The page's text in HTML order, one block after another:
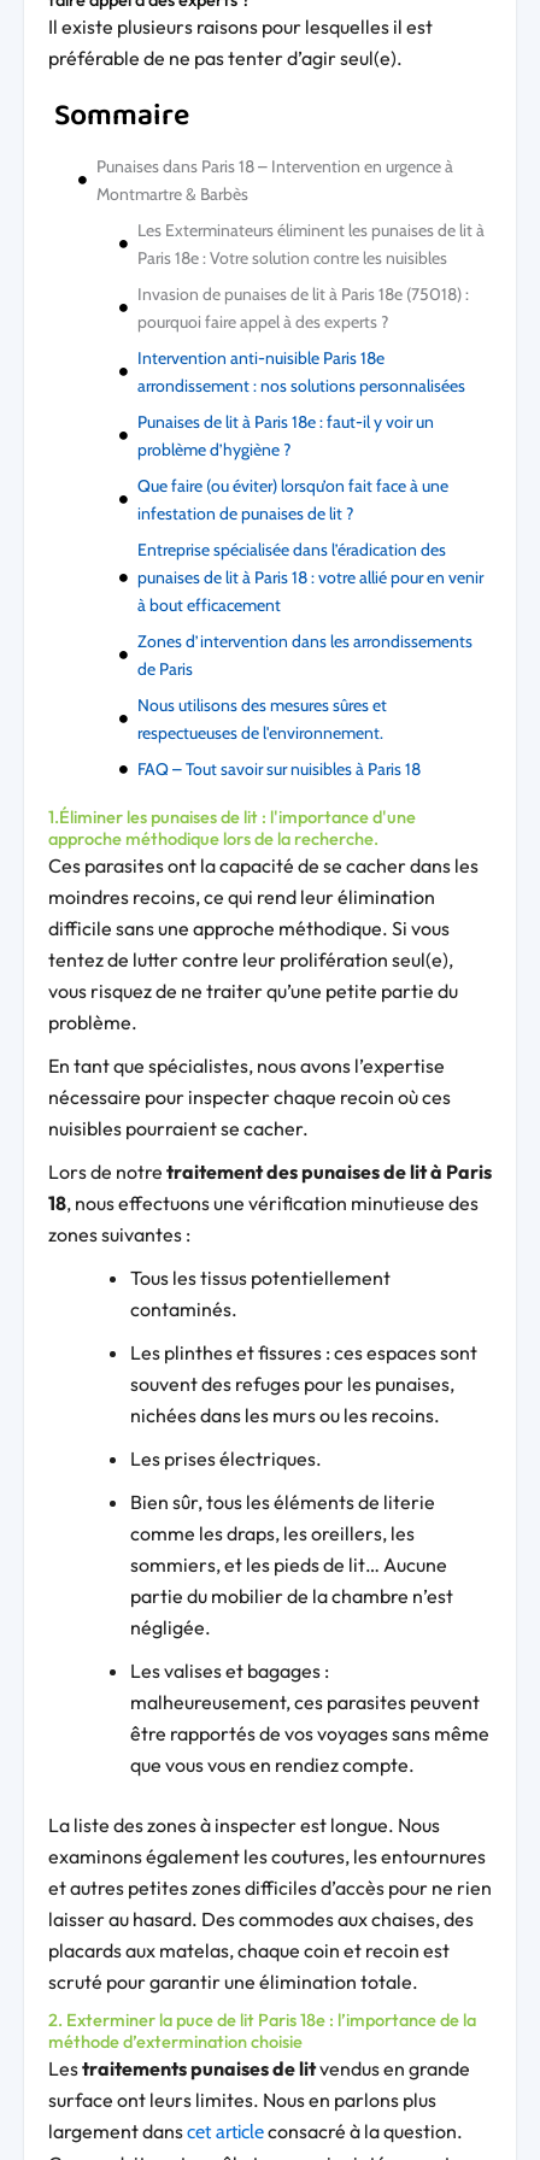
Il existe plusieurs raisons pour lesquelles il est
préférable de ne pas tenter d’agir seul(e).
Sommaire
Punaises dans Paris 18 – Intervention en urgence à
Montmartre & Barbès
Les Exterminateurs éliminent les punaises de lit à
Paris 18e : Votre solution contre les nuisibles
Invasion de punaises de lit à Paris 18e (75018) :
pourquoi faire appel à des experts ?
Intervention anti-nuisible Paris 18e
arrondissement : nos solutions personnalisées
Punaises de lit à Paris 18e : faut-il y voir un
problème d’hygiène ?
Que faire (ou éviter) lorsqu’on fait face à une
infestation de punaises de lit ?
Entreprise spécialisée dans l’éradication des
punaises de lit à Paris 18 : votre allié pour en venir
à bout efficacement
Zones d’intervention dans les arrondissements
de Paris
Nous utilisons des mesures sûres et
respectueuses de l'environnement.
FAQ – Tout savoir sur nuisibles à Paris 18
1.Éliminer les punaises de lit : l'importance d'une
approche méthodique lors de la recherche.
Ces parasites ont la capacité de se cacher dans les
moindres recoins, ce qui rend leur élimination
difficile sans une approche méthodique. Si vous
tentez de lutter contre leur prolifération seul(e),
vous risquez de ne traiter qu’une petite partie du
problème.
En tant que spécialistes, nous avons l’expertise
nécessaire pour inspecter chaque recoin où ces
nuisibles pourraient se cacher.
Lors de notre traitement des punaises de lit à Paris
18, nous effectuons une vérification minutieuse des
zones suivantes :
Tous les tissus potentiellement
contaminés.
Les plinthes et fissures : ces espaces sont
souvent des refuges pour les punaises,
nichées dans les murs ou les recoins.
Les prises électriques.
Bien sûr, tous les éléments de literie
comme les draps, les oreillers, les
sommiers, et les pieds de lit… Aucune
partie du mobilier de la chambre n’est
négligée.
Les valises et bagages :
malheureusement, ces parasites peuvent
être rapportés de vos voyages sans même
que vous vous en rendiez compte.
La liste des zones à inspecter est longue. Nous
examinons également les coutures, les entournures
et autres petites zones difficiles d’accès pour ne rien
laisser au hasard. Des commodes aux chaises, des
placards aux matelas, chaque coin et recoin est
scruté pour garantir une élimination totale.
2. Exterminer la puce de lit Paris 18e : l’importance de la
méthode d’extermination choisie
Lestraitements punaises de litvendus en grande
surface ont leurs limites. Nous en parlons plus
largement danscet articleconsacré à la question.